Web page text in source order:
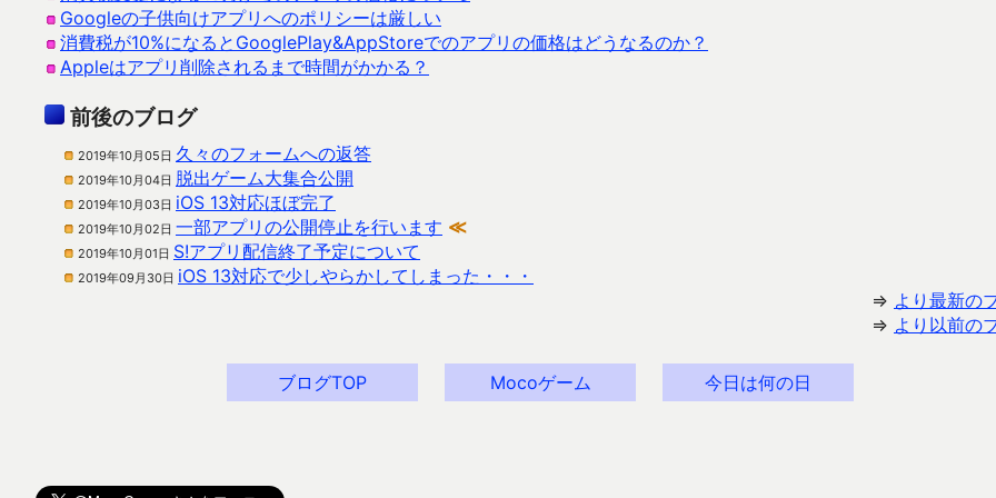
Googleの子供向けアプリへのポリシーは厳しい
消費税が10%になるとGooglePlay&AppStoreでのアプリの価格はどうなるのか？
Appleはアプリ削除されるまで時間がかかる？
前後のブログ
2019年10月05日 久々のフォームへの返答
2019年10月04日 脱出ゲーム大集合公開
2019年10月03日 iOS 13対応ほぼ完了
2019年10月02日 一部アプリの公開停止を行います ≪
2019年10月01日 S!アプリ配信終了予定について
2019年09月30日 iOS 13対応で少しやらかしてしまった・・・
⇒ より最新の
⇒ より以前の
ブログTOP Mocoゲーム 今日は何の日